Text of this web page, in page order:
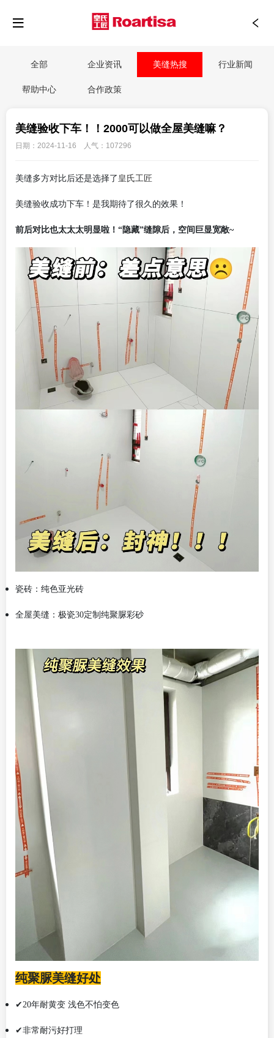
全部 企业资讯 美缝热搜 行业新闻
帮助中心 合作政策
美缝验收下车！！2000可以做全屋美缝嘛？
日期：2024-11-16 人气：107296
美缝多方对比后还是选择了 皇氏工匠
美缝验收成功下车！是我期待了很久的效果！
前后对比也太太太明显啦！ “隐藏”缝隙后，空间巨显宽敞~
瓷砖：纯色亚光砖
全屋美缝：极瓷30定制纯聚脲彩砂
纯聚脲美缝好处
✔20年耐黄变 浅色不怕变色
✔非常耐污好打理